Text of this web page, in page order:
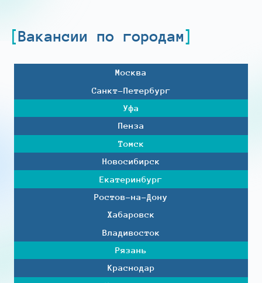
Вакансии по городам
Москва
Санкт-Петербург
Уфа
Пенза
Томск
Новосибирск
Екатеринбург
Ростов-на-Дону
Хабаровск
Владивосток
Рязань
Краснодар